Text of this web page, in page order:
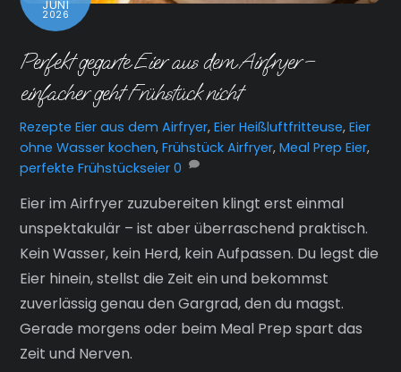
JUNI
2026
Perfekt gegarte Eier aus dem Airfryer –
einfacher geht Frühstück nicht
Rezepte Eier aus dem Airfryer,Eier Heißluftfritteuse,Eier
ohne Wasser kochen,Frühstück Airfryer,Meal Prep Eier,
perfekte Frühstückseier 0
Eier im Airfryer zuzubereiten klingt erst einmal
unspektakulär – ist aber überraschend praktisch.
Kein Wasser, kein Herd, kein Aufpassen. Du legst die
Eier hinein, stellst die Zeit ein und bekommst
zuverlässig genau den Gargrad, den du magst.
Gerade morgens oder beim Meal Prep spart das
Zeit und Nerven.